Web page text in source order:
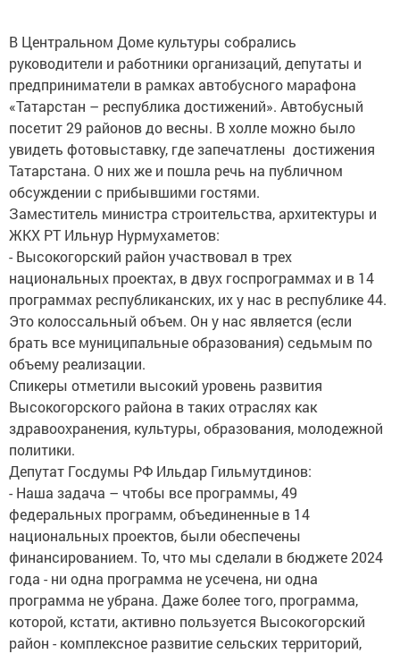
В Центральном Доме культуры собрались
руководители и работники организаций, депутаты и
предприниматели в рамках автобусного марафона
«Татарстан – республика достижений». Автобусный
посетит 29 районов до весны. В холле можно было
увидеть фотовыставку, где запечатлены достижения
Татарстана. О них же и пошла речь на публичном
обсуждении с прибывшими гостями.
Заместитель министра строительства, архитектуры и
ЖКХ РТ Ильнур Нурмухаметов:
- Высокогорский район участвовал в трех
национальных проектах, в двух госпрограммах и в 14
программах республиканских, их у нас в республике 44.
Это колоссальный объем. Он у нас является (если
брать все муниципальные образования) седьмым по
объему реализации.
Спикеры отметили высокий уровень развития
Высокогорского района в таких отраслях как
здравоохранения, культуры, образования, молодежной
политики.
Депутат Госдумы РФ Ильдар Гильмутдинов:
- Наша задача – чтобы все программы, 49
федеральных программ, объединенные в 14
национальных проектов, были обеспечены
финансированием. То, что мы сделали в бюджете 2024
года - ни одна программа не усечена, ни одна
программа не убрана. Даже более того, программа,
которой, кстати, активно пользуется Высокогорский
район - комплексное развитие сельских территорий,